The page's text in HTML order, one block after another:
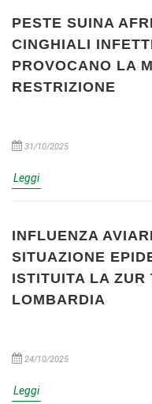
PESTE SUINA
CINGHIALI
PROVOCANO LA
RESTRIZIONE
31/10/2025
Leggi
INFLUENZA
SITUAZIONE
ISTITUITA LA ZUR
LOMBARDIA
24/10/2025
Leggi